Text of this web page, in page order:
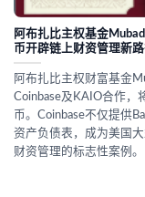
阿布扎比主权基金
币开辟链上财资管理新
阿布扎比主权财富基金
Coinbase及KAIO合作，
币。Coinbase不仅提供
资产负债表，成为美国
财资管理的标志性案例。